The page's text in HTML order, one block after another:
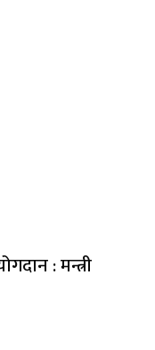
: मन्त्री